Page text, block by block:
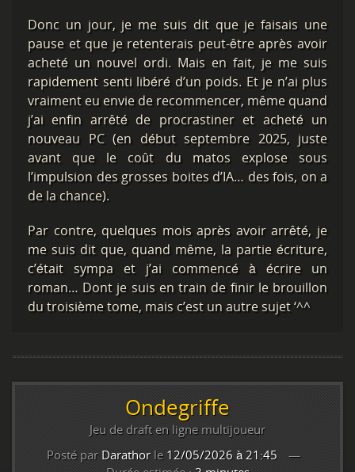
Donc un jour, je me suis dit que je faisais une
pause et que je retenterais peut-être après avoir
acheté un nouvel ordi. Mais en fait, je me suis
rapidement senti libéré d’un poids. Et je n’ai plus
vraiment eu envie de recommencer, même quand
j’ai enfin arrêté de procrastiner et acheté un
nouveau PC (en début septembre 2025, juste
avant que le coût du matos explose sous
l’impulsion des grosses boites d’IA… des fois, on a
de la chance).
Par contre, quelques mois après avoir arrêté, je
me suis dit que, quand même, la partie écriture,
c’était sympa et j’ai commencé à écrire un
roman… Dont je suis en train de finir le brouillon
du troisième tome, mais c’est un autre sujet ‘^^
Ondegriffe
Jeu de draft en ligne multijoueur
Posté par Darathorle 12/05/2026 à 21:45